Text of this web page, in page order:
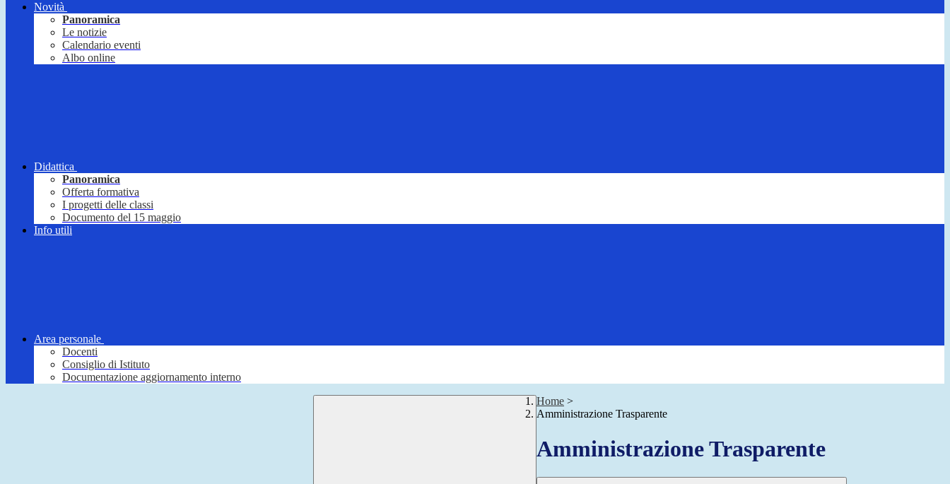
Novità
Panoramica
Le notizie
Calendario eventi
Albo online
Didattica
Panoramica
Offerta formativa
I progetti delle classi
Documento del 15 maggio
Info utili
Area personale
Docenti
Consiglio di Istituto
Documentazione aggiornamento interno
Home >
Amministrazione Trasparente
Amministrazione Trasparente